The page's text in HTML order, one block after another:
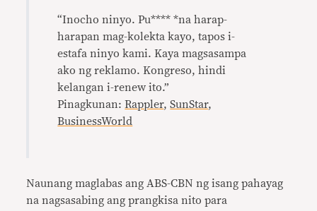
“Inocho ninyo. Pu**** *na harap-
harapan mag-kolekta kayo, tapos i-
estafa ninyo kami. Kaya magsasampa
ako ng reklamo. Kongreso, hindi
kelangan i-renew ito.”
Pinagkunan:Rappler,SunStar,
BusinessWorld
Naunang maglabas ang ABS-CBN ng isang pahayag
na nagsasabing ang prangkisa nito para